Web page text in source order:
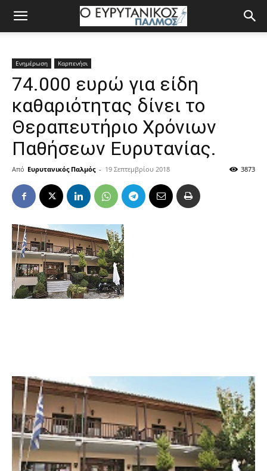
Ενημέρωση Καρπενήσι
74.000 ευρώ για είδη
καθαριότητας δίνει το
Θεραπευτήριο Χρόνιων
Παθήσεων Ευρυτανίας.
Από Ευρυτανικός Παλμός - 19 Σεπτεμβρίου 2018 3873